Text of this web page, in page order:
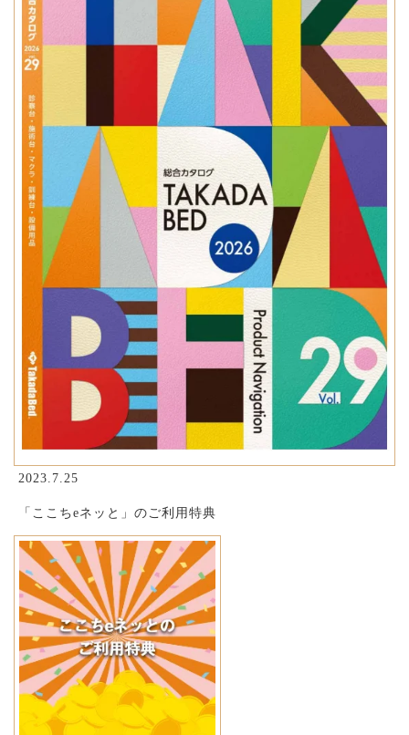
2023.7.25
「ここちeネッと」のご利用特典